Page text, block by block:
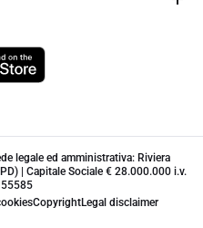
legale ed amministrativa: Riviera
| Capitale Sociale € 28.000.000 i.v.
CopyrightLegal disclaimer